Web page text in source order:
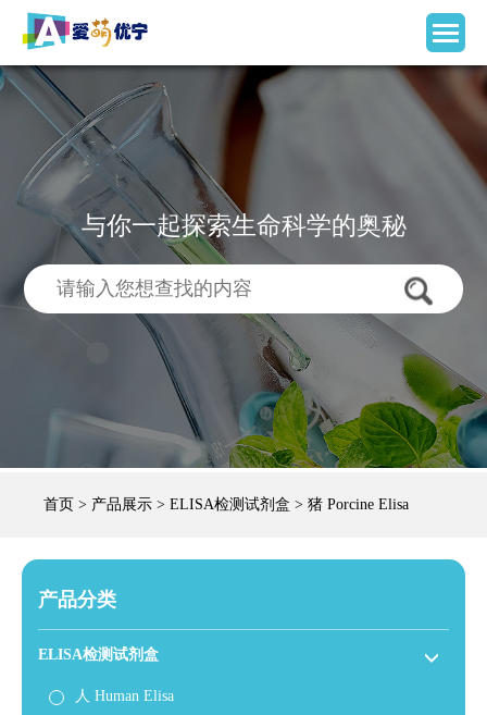
与你一起探索生命科学的奥秘
首页 > 产品展示 > ELISA检测试剂盒 > 猪 Porcine Elisa
产品分类
ELISA检测试剂盒
人 Human Elisa